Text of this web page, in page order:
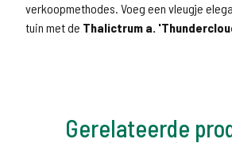
verkoopmethodes. Voeg een vleugje
tuin met de Thalictrum a.
Gerelateerde